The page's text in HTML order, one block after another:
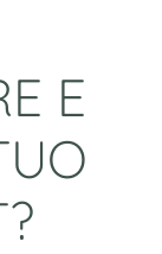
E